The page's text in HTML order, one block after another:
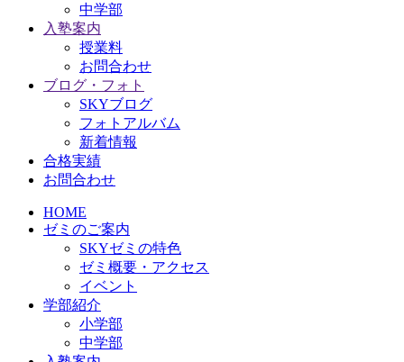
中学部
入塾案内
授業料
お問合わせ
ブログ・フォト
SKYブログ
フォトアルバム
新着情報
合格実績
お問合わせ
HOME
ゼミのご案内
SKYゼミの特色
ゼミ概要・アクセス
イベント
学部紹介
小学部
中学部